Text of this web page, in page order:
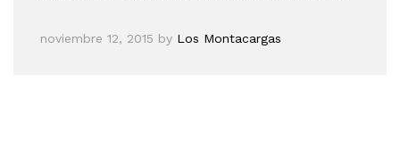
noviembre 12, 2015 by Los Montacargas